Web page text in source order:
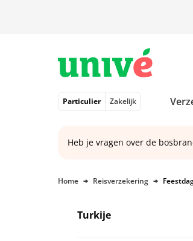
Particulier Zakelijk
Heb je vragen over de
Home Reisverzekering
Turkije